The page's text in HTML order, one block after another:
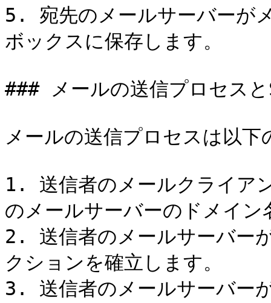
5. 宛先のメールサーバーが
ボックスに保存します。
### メールの送信プロセスと
メールの送信プロセスは以
1. 送信者のメールクライア
のメールサーバーのドメイン
2. 送信者のメールサーバー
クションを確立します。
3. 送信者のメールサーバー